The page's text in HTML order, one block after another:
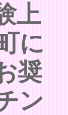
上
に
奨
ン